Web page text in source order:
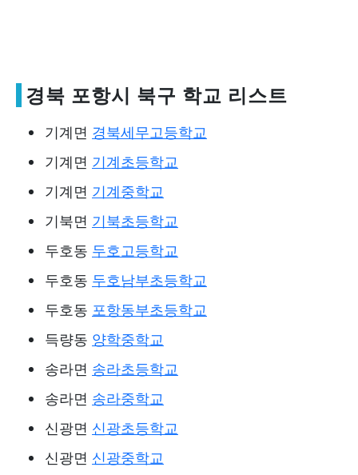
경북 포항시 북구 학교 리스트
기계면 경북세무고등학교
기계면 기계초등학교
기계면 기계중학교
기북면 기북초등학교
두호동 두호고등학교
두호동 두호남부초등학교
두호동 포항동부초등학교
득량동 양학중학교
송라면 송라초등학교
송라면 송라중학교
신광면 신광초등학교
신광면 신광중학교